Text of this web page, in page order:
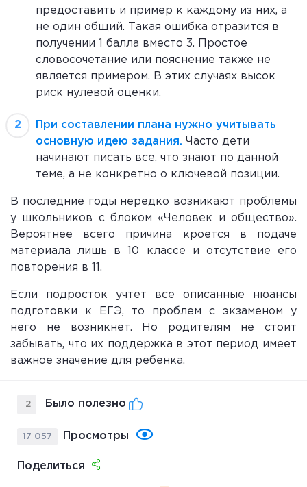
предоставить и пример к каждому из них, а
не один общий. Такая ошибка отразится в
получении 1 балла вместо 3. Простое
словосочетание или пояснение также не
является примером. В этих случаях высок
риск нулевой оценки.
При составлении плана нужно учитывать
основную идею задания. Часто дети
начинают писать все, что знают по данной
теме, а не конкретно о ключевой позиции.
В последние годы нередко возникают проблемы
у школьников с блоком «Человек и общество».
Вероятнее всего причина кроется в подаче
материала лишь в 10 классе и отсутствие его
повторения в 11.
Если подросток учтет все описанные нюансы
подготовки к ЕГЭ, то проблем с экзаменом у
него не возникнет. Но родителям не стоит
забывать, что их поддержка в этот период имеет
важное значение для ребенка.
2 Было полезно
17 057 Просмотры
Поделиться